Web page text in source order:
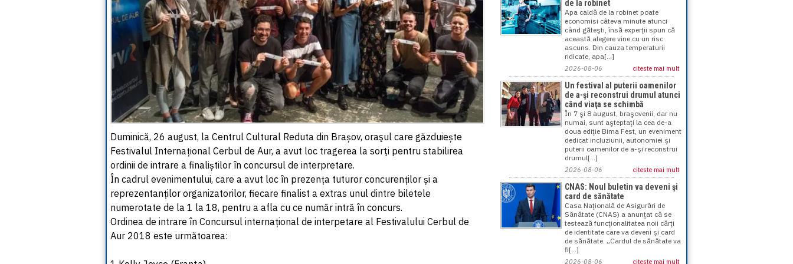
Duminică, 26 august, la Centrul Cultural Reduta din Brașov, oraşul care găzduiește
Festivalul Internațional Cerbul de Aur, a avut loc tragerea la sorţi pentru stabilirea
ordinii de intrare a finaliștilor în concursul de interpretare.
În cadrul evenimentului, care a avut loc în prezența tuturor concurenților și a
reprezentanților organizatorilor, fiecare finalist a extras unul dintre biletele
numerotate de la 1 la 18, pentru a afla cu ce număr intră în concurs.
Ordinea de intrare în Concursul internațional de interpetare al Festivalului Cerbul de
Aur 2018 este următoarea:
de la robinet
Apa caldă de la robinet poate
economisi câteva minute atunci
când găteşti, însă experţii spun că
această alegere vine cu un risc
ascuns. Din cauza temperaturii
ridicate, apa[...]
2026-08-06 citeste mai mult
Un festival al puterii oamenilor
de a-şi reconstrui drumul atunci
când viaţa se schimbă
În 7 şi 8 august, braşovenii, dar nu
numai, sunt aşteptaţi la cea de-a
doua ediţie Bima Fest, un eveniment
dedicat incluziunii, autonomiei şi
puterii oamenilor de a-şi reconstrui
drumul[...]
2026-08-06 citeste mai mult
CNAS: Noul buletin va deveni şi
card de sănătate
Casa Naţională de Asigurări de
Sănătate (CNAS) a anunţat că se
testează funcţionalitatea noii cărţi
de identitate care va deveni şi card
de sănătate. „Cardul de sănătate va
fi[...]
2026-08-06 citeste mai mult